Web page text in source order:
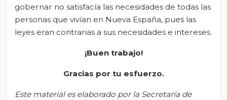
gobernar no satisfacía las necesidades de todas las
personas que vivían en Nueva España, pues las
leyes eran contrarias a sus necesidades e intereses.
¡Buen trabajo!
Gracias por tu esfuerzo.
Este material es elaborado por la Secretaría de